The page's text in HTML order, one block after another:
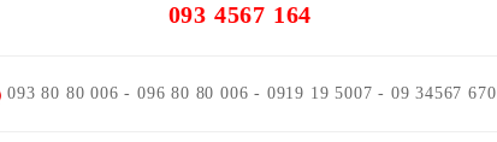
093 4567 164
093 80 80 006 - 096 80 80 006 - 0919 19 5007 - 09 34567 670